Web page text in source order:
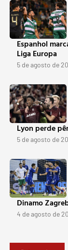
Espanhol
Liga Europa
5 de agosto de
Lyon perde
5 de agosto de
Dinamo
4 de agosto de